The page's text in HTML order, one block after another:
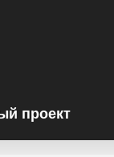
проект